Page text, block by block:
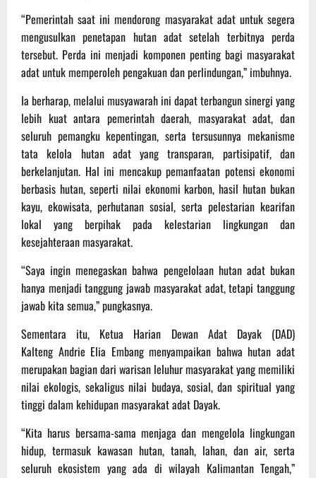
“Pemerintah saat ini mendorong masyarakat adat untuk segera
mengusulkan penetapan hutan adat setelah terbitnya perda
tersebut. Perda ini menjadi komponen penting bagi masyarakat
adat untuk memperoleh pengakuan dan perlindungan,” imbuhnya.
Ia berharap, melalui musyawarah ini dapat terbangun sinergi yang
lebih kuat antara pemerintah daerah, masyarakat adat, dan
seluruh pemangku kepentingan, serta tersusunnya mekanisme
tata kelola hutan adat yang transparan, partisipatif, dan
berkelanjutan. Hal ini mencakup pemanfaatan potensi ekonomi
berbasis hutan, seperti nilai ekonomi karbon, hasil hutan bukan
kayu, ekowisata, perhutanan sosial, serta pelestarian kearifan
lokal yang berpihak pada kelestarian lingkungan dan
kesejahteraan masyarakat.
“Saya ingin menegaskan bahwa pengelolaan hutan adat bukan
hanya menjadi tanggung jawab masyarakat adat, tetapi tanggung
jawab kita semua,” pungkasnya.
Sementara itu, Ketua Harian Dewan Adat Dayak (DAD)
Kalteng Andrie Elia Embang menyampaikan bahwa hutan adat
merupakan bagian dari warisan leluhur masyarakat yang memiliki
nilai ekologis, sekaligus nilai budaya, sosial, dan spiritual yang
tinggi dalam kehidupan masyarakat adat Dayak.
“Kita harus bersama-sama menjaga dan mengelola lingkungan
hidup, termasuk kawasan hutan, tanah, lahan, dan air, serta
seluruh ekosistem yang ada di wilayah Kalimantan Tengah,”